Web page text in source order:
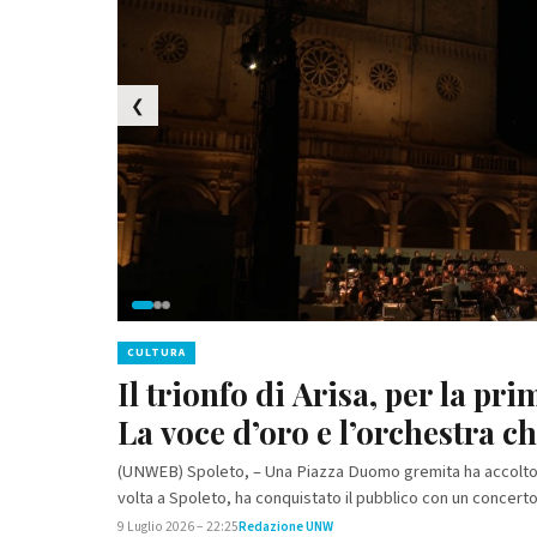
❮
CULTURA
Il trionfo di Arisa, per la
La voce d’oro e l’orchestra
(UNWEB) Spoleto, – Una Piazza Duomo gremita ha
volta a Spoleto, ha conquistato il pubblico con un
9 Luglio 2026 – 22:25Redazione UNW
CULTURA
Umbria Film Festival 2026
celebra trent'anni di cinema
Da mercoledì 15 a domenica 19 luglio la 30ª edizione
gratuite, incontri, due concorsi dedicati ai cortometraggi e
8 Luglio 2026 – 13:40Redazione UNW